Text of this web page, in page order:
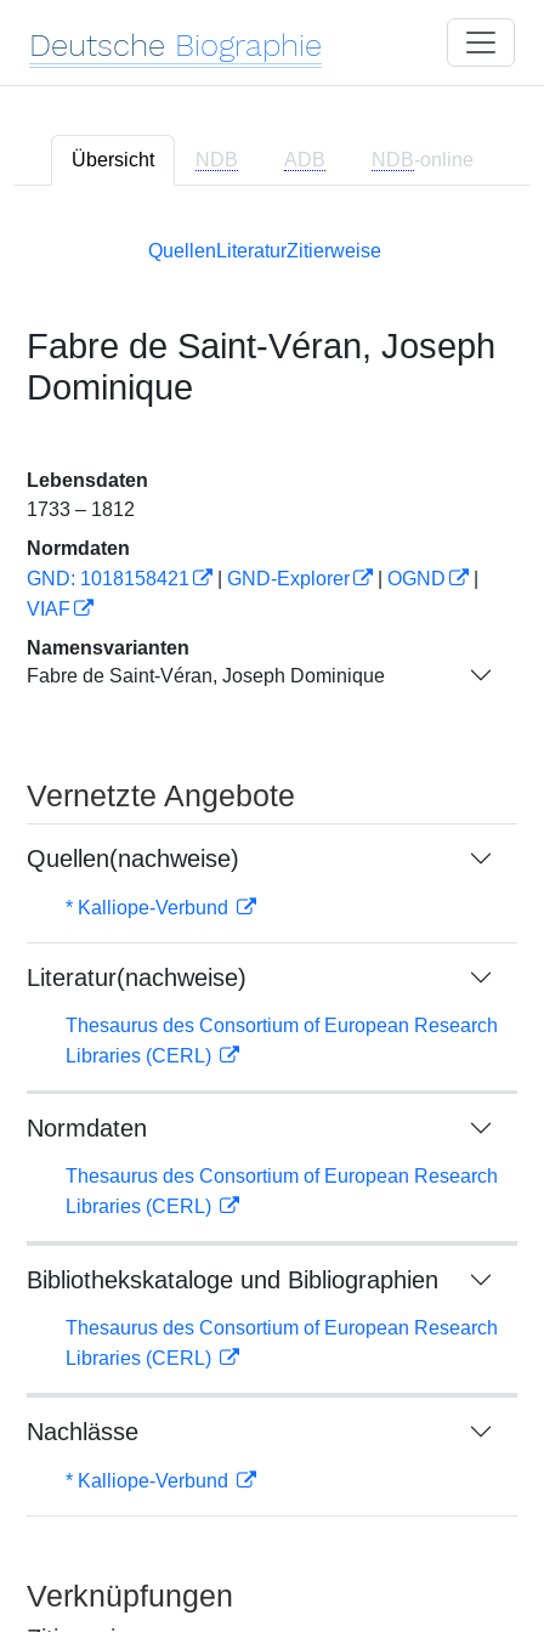
Deutsche Biographie
Übersicht NDB ADB NDB-online
Quellen LiteraturZitierweise
Fabre de Saint-Véran, Joseph
Dominique
Lebensdaten
1733 – 1812
Normdaten
GND: 1018158421
GND-Explorer OGND
VIAF
Namensvarianten
Fabre de Saint-Véran, Joseph Dominique
Vernetzte Angebote
Quellen(nachweise)
* Kalliope-Verbund
Literatur(nachweise)
Thesaurus des Consortium of European Research
Libraries (CERL)
Normdaten
Thesaurus des Consortium of European Research
Libraries (CERL)
Bibliothekskataloge und Bibliographien
Thesaurus des Consortium of European Research
Libraries (CERL)
Nachlässe
* Kalliope-Verbund
Verknüpfungen